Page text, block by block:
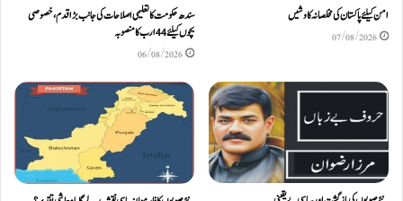
امن کیلئے پاکستان کی مخلصانہ کاوشیں
07/08/2026
سندھ حکومت کا تعلیمی اصلاحات کی جانب بڑا قدم، خصوصی
بچوں کیلئے44 ارب کا منصوبہ
06/08/2026